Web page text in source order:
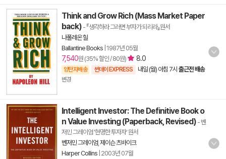
Think and Grow Rich (Mass Market Paper
back) - 『생각하라 그러면 부자가 되리라』원서
나폴레온 힐
Ballantine Books 1987년 05월
7,540원 (35% 할인 / 80원) 8.0
양탄자배송 썬데이 EXPRESS 내일 (월) 아침 7시 출근전 배송
변경
Intelligent Investor: The Definitive Book o
n Value Investing (Paperback, Revised) - 벤
저민 그레이엄 '현명한 투자자' 원서
벤저민 그레이엄 제이슨 츠바이크
Harper Collins 2003년 07월